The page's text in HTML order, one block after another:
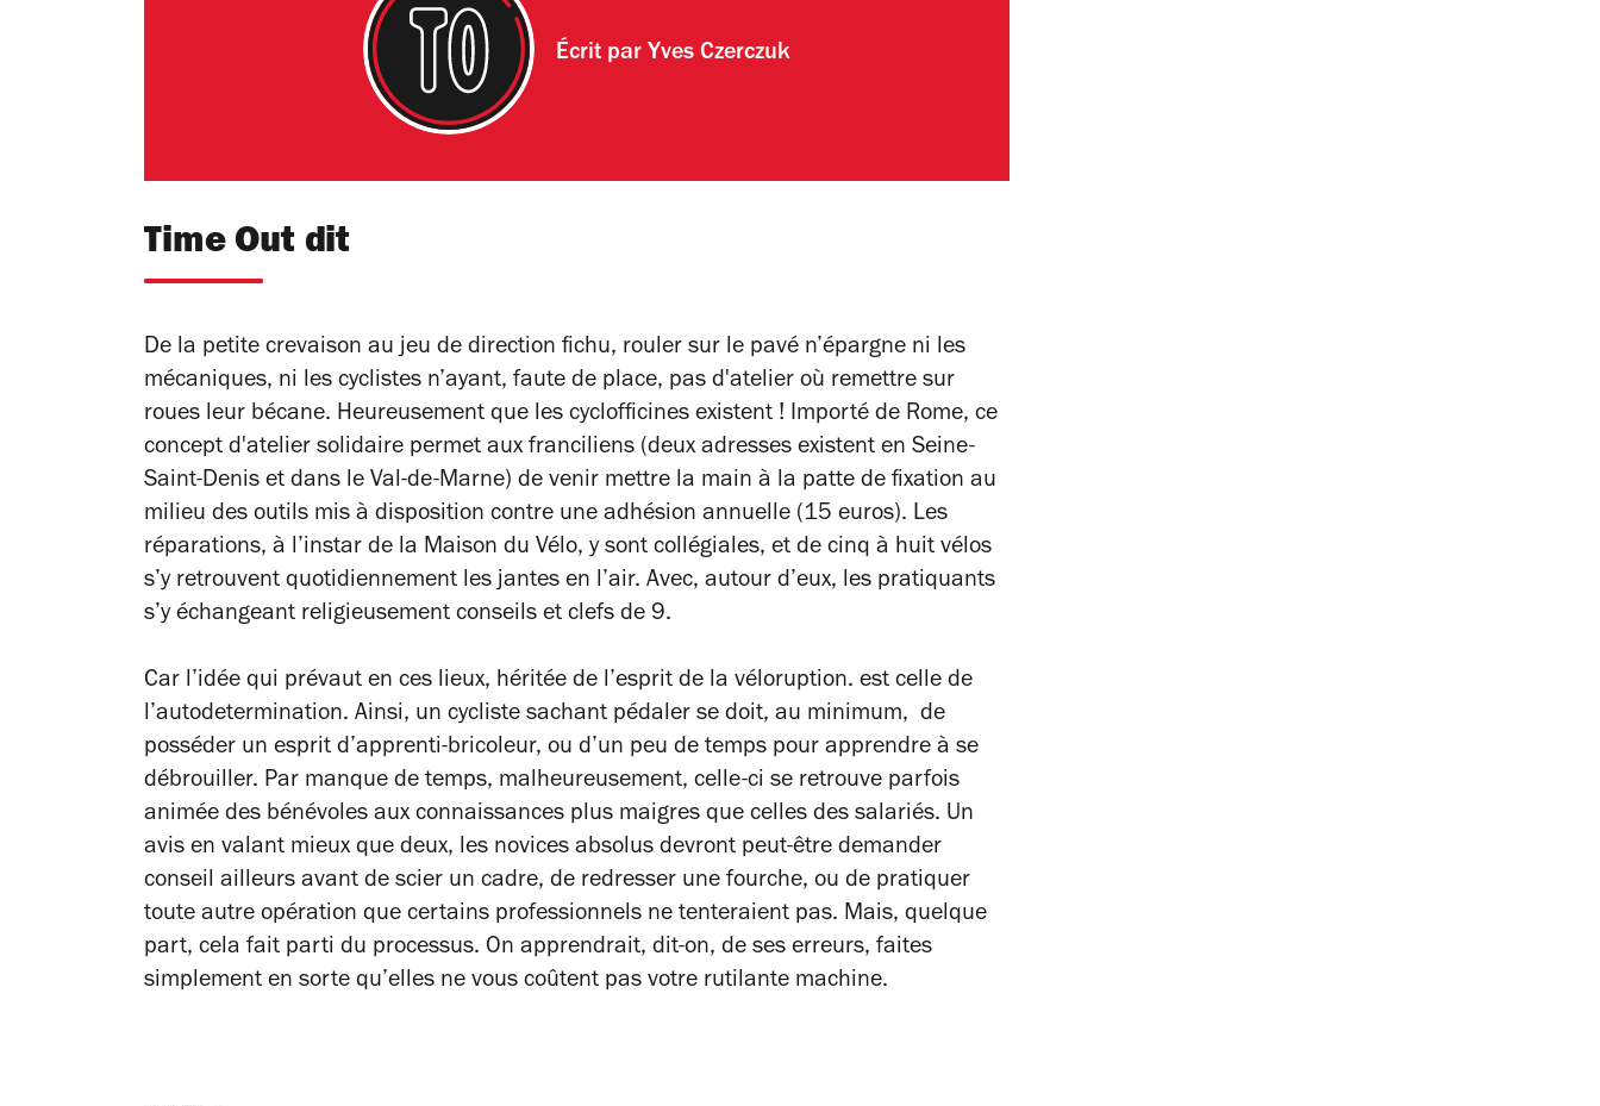
Écrit par Yves Czerczuk
Time Out dit
De la petite crevaison au jeu de direction fichu, rouler sur le pavé n’épargne ni les
mécaniques, ni les cyclistes n’ayant, faute de place, pas d'atelier où remettre sur
roues leur bécane. Heureusement que les cyclofficines existent ! Importé de Rome, ce
concept d'atelier solidaire permet aux franciliens (deux adresses existent en Seine-
Saint-Denis et dans le Val-de-Marne) de venir mettre la main à la patte de fixation au
milieu des outils mis à disposition contre une adhésion annuelle (15 euros). Les
réparations, à l’instar de la Maison du Vélo, y sont collégiales, et de cinq à huit vélos
s’y retrouvent quotidiennement les jantes en l’air. Avec, autour d’eux, les pratiquants
s’y échangeant religieusement conseils et clefs de 9.
Car l’idée qui prévaut en ces lieux, héritée de l’esprit de la véloruption. est celle de
l’autodetermination. Ainsi, un cycliste sachant pédaler se doit, au minimum, de
posséder un esprit d’apprenti-bricoleur, ou d’un peu de temps pour apprendre à se
débrouiller. Par manque de temps, malheureusement, celle-ci se retrouve parfois
animée des bénévoles aux connaissances plus maigres que celles des salariés. Un
avis en valant mieux que deux, les novices absolus devront peut-être demander
conseil ailleurs avant de scier un cadre, de redresser une fourche, ou de pratiquer
toute autre opération que certains professionnels ne tenteraient pas. Mais, quelque
part, cela fait parti du processus. On apprendrait, dit-on, de ses erreurs, faites
simplement en sorte qu’elles ne vous coûtent pas votre rutilante machine.